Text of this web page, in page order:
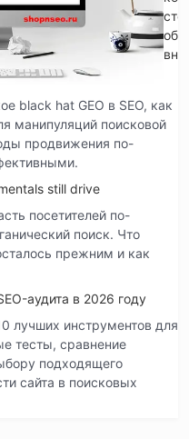
black hat GEO в SEO, как
манипуляций поисковой
продвижения по-
still drive
посетителей по-
поиск. Что
прежним и как
аудита в 2026 году
лучших инструментов для
тесты, сравнение
подходящего
сайта в поисковых